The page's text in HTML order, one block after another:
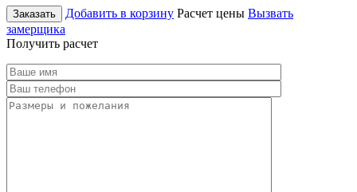
Заказать Добавить в корзину Расчет цены Вызвать
замерщика
Получить расчет